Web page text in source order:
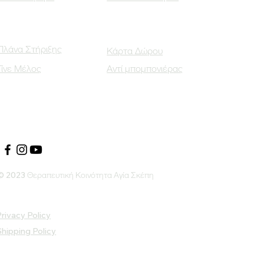
Στήριξης
Μέλος
Κάρτα Δώρου
Αντί μπομπονιέρας
2023 Θεραπευτική Κοινότητα Αγία Σκέπη
Policy
Policy